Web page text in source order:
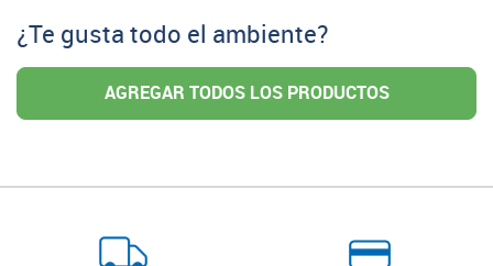
¿Te gusta todo el ambiente?
AGREGAR TODOS LOS PRODUCTOS